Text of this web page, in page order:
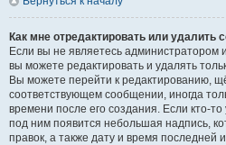
Как мне отредактировать или удалить
Если вы не являетесь
вы можете редактировать и удалять
Вы можете перейти к редактированию,
соответствующем сообщении, иногда
времени после его создания. Если кто-
под ним появится небольшая надпись,
правок, а также дату и время последней